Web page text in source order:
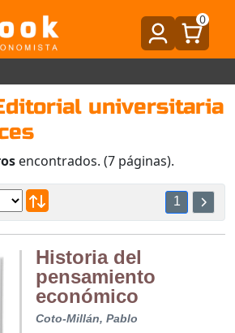
0
universitaria
encontrados. (7 páginas).
1
Historia del
pensamiento
económico
Coto-Millán, Pablo